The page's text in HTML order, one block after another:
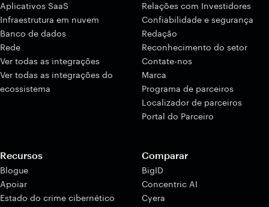
Aplicativos SaaS
Infraestrutura em nuvem
Banco de dados
Rede
Ver todas as integrações
Ver todas as integrações do
ecossistema
Relações com Investidores
Confiabilidade e segurança
Redação
Reconhecimento do setor
Contate-nos
Marca
Programa de parceiros
Localizador de parceiros
Portal do Parceiro
Recursos
Blogue
Apoiar
Estado do crime cibernético
Comparar
BigID
Concentric AI
Cyera